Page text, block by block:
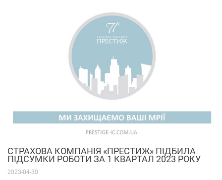
CТРАХОВА КОМПАНІЯ «ПРЕСТИЖ» ПІДБИЛА
ПІДСУМКИ РОБОТИ ЗА 1 КВАРТАЛ 2023 РОКУ
2023-04-30